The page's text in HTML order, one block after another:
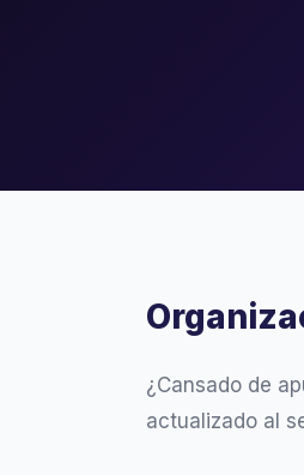
¿Cansado de
actualizado al